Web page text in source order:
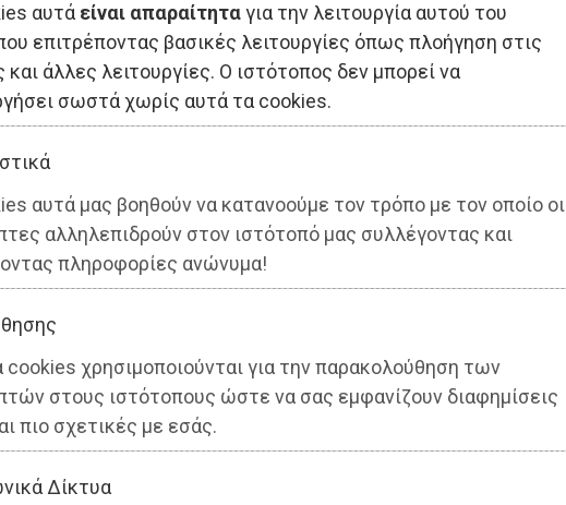
αυτά είναι απαραίτηταγια την λειτουργία αυτού του
επιτρέποντας βασικές λειτουργίες όπως πλοήγηση στις
και άλλες λειτουργίες. Ο ιστότοπος δεν μπορεί να
σωστά χωρίς αυτά τα cookies.
αυτά μας βοηθούν να κατανοούμε τον τρόπο με τον οποίο οι
αλληλεπιδρούν στον ιστότοπό μας συλλέγοντας και
πληροφορίες ανώνυμα!
cookies χρησιμοποιούνται για την παρακολούθηση των
στους ιστότοπους ώστε να σας εμφανίζουν διαφημίσεις
πιο σχετικές με εσάς.
Δίκτυα